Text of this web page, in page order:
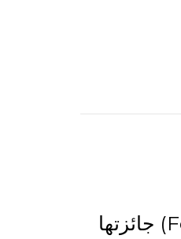
تلقى البروفسور اللبناني الأميركي فيليب سالم من الجمعية الإيطالية لتعزيز العلوم والفنون (Foedus) جائزتها